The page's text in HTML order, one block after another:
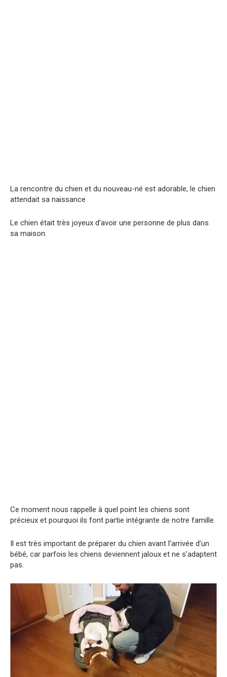
La rencontre du chien et du nouveau-né est adorable, le chien
attendait sa naissance
Le chien était très joyeux d’avoir une personne de plus dans
sa maison.
Ce moment nous rappelle à quel point les chiens sont
précieux et pourquoi ils font partie intégrante de notre famille.
Il est très important de préparer du chien avant l’arrivée d’un
bébé, car parfois les chiens deviennent jaloux et ne s’adaptent
pas.